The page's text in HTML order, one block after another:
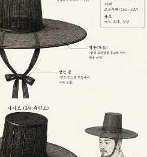
り向く、手を口元に添える、袖をつま
線を少し外すなど、 “好きになる瞬
然で魅力的なポーズにしてください。
魅力ポイントを分解した小さなクロー
てください。 ただし機械的な設定資料
く、 雑誌の特集ページ、デザイン解剖
る分析ボードのように、 美しく、可
イアウトにしてください。 配置する
：この子らしさが宿る目元 ・髪の流
束 ・手元：仕草に出る性格 ・表情差
機嫌、無防備な顔 ・衣装の推しポイ
飾、素材感 ・一番かわいい角度：顔
・小物やモチーフ：その子の世界観を
キャラクターの魅力を強調するため